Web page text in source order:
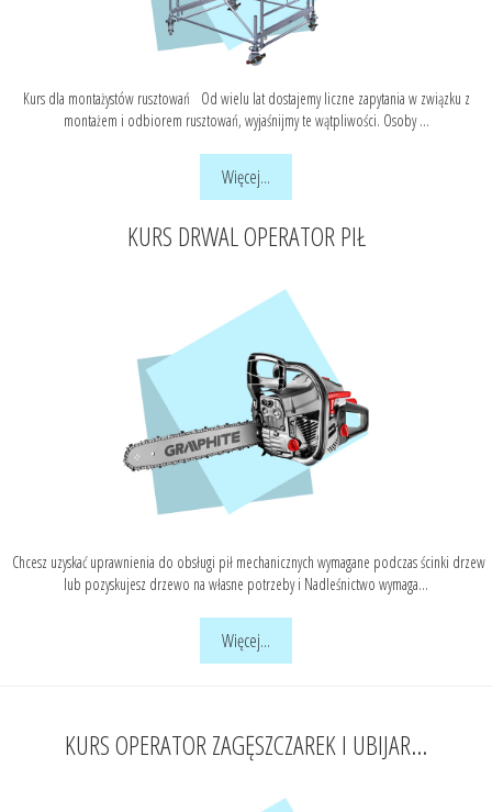
Kurs dla montażystów rusztowań Od wielu lat dostajemy liczne zapytania w związku z
montażem i odbiorem rusztowań, wyjaśnijmy te wątpliwości. Osoby ...
Więcej...
KURS DRWAL OPERATOR PIŁ
Chcesz uzyskać uprawnienia do obsługi pił mechanicznych wymagane podczas ścinki drzew
lub pozyskujesz drzewo na własne potrzeby i Nadleśnictwo wymaga...
Więcej...
KURS OPERATOR ZAGĘSZCZAREK I UBIJAR...